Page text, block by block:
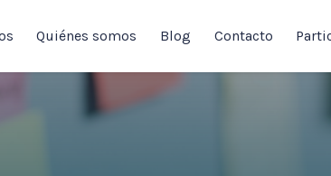
Quiénes somos Blog Contacto